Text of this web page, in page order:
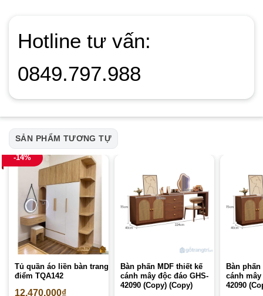
Hotline tư vấn:
0849.797.988
SẢN PHẨM TƯƠNG TỰ
-14%
Tủ quần áo liền bàn trang
điểm TQA142
12.470.000₫
Bàn phấn MDF thiết kế
cánh mây độc đáo GHS-
42090 (Copy) (Copy)
Bàn
cánh mây
42090